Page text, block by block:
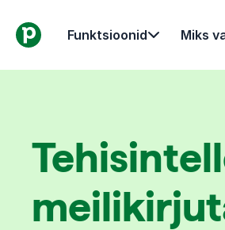
Funktsioonid Miks